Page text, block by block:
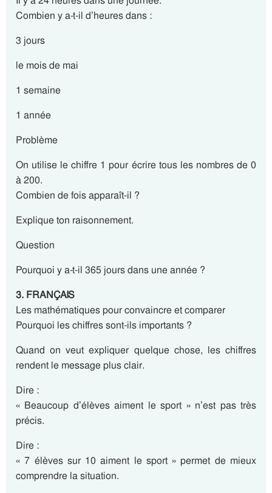
Combien y a-t-il d’heures dans :
3 jours
le mois de mai
1 semaine
1 année
Problème
On utilise le chiffre 1 pour écrire tous les nombres de 0
à 200.
Combien de fois apparaît-il ?
Explique ton raisonnement.
Question
Pourquoi y a-t-il 365 jours dans une année ?
3. FRANÇAIS
Les mathématiques pour convaincre et comparer
Pourquoi les chiffres sont-ils importants ?
Quand on veut expliquer quelque chose, les chiffres
rendent le message plus clair.
Dire :
« Beaucoup d’élèves aiment le sport » n’est pas très
précis.
Dire :
« 7 élèves sur 10 aiment le sport » permet de mieux
comprendre la situation.